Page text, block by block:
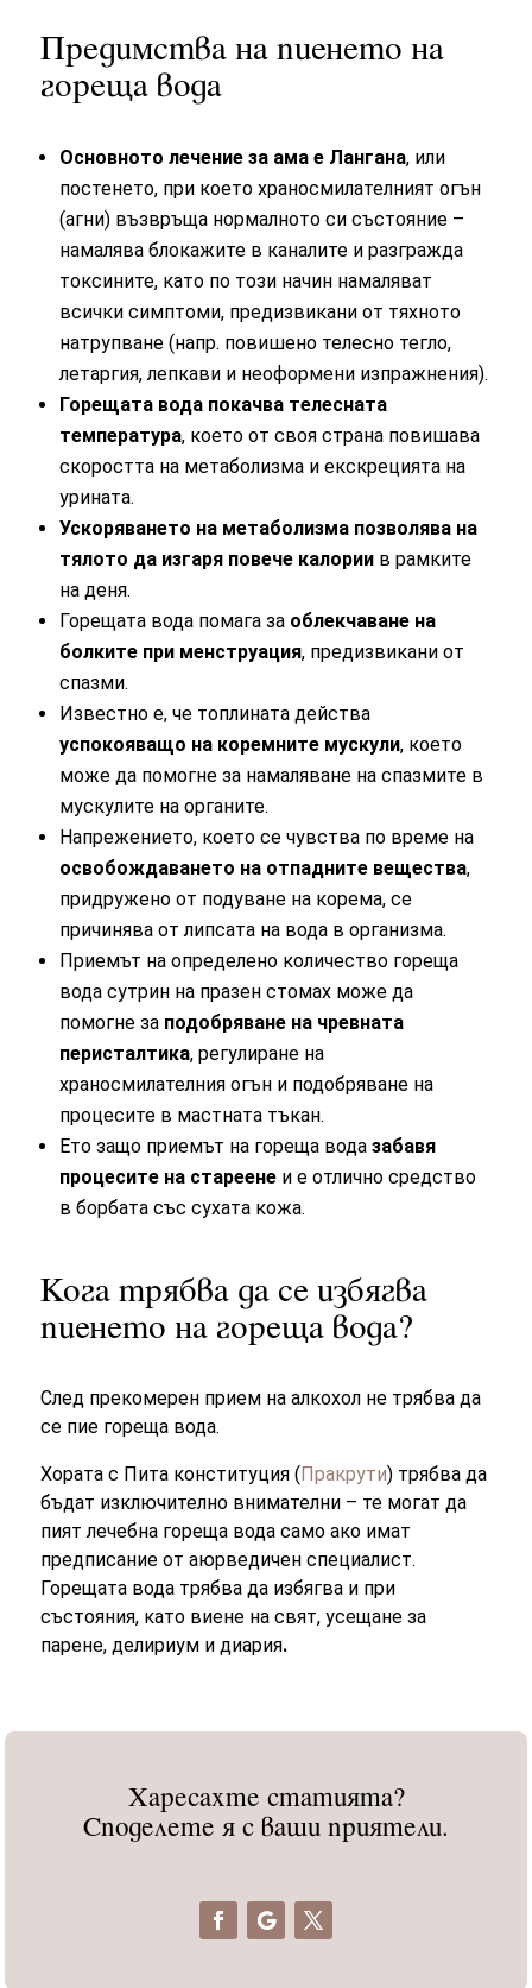
Предимства на пиенето на
гореща вода
Основното лечение за ама е Лангана, или
постенето, при което храносмилателният огън
(агни) възвръща нормалното си състояние –
намалява блокажите в каналите и разгражда
токсините, като по този начин намаляват
всички симптоми, предизвикани от тяхното
натрупване (напр. повишено телесно тегло,
летаргия, лепкави и неоформени изпражнения).
Горещата вода покачва телесната
температура, което от своя страна повишава
скоростта на метаболизма и екскрецията на
урината.
Ускоряването на метаболизма позволява на
тялото да изгаря повече калории в рамките
на деня.
Горещата вода помага за облекчаване на
болките при менструация, предизвикани от
спазми.
Известно е, че топлината действа
успокояващо на коремните мускули, което
може да помогне за намаляване на спазмите в
мускулите на органите.
Напрежението, което се чувства по време на
освобождаването на отпадните вещества,
придружено от подуване на корема, се
причинява от липсата на вода в организма.
Приемът на определено количество гореща
вода сутрин на празен стомах може да
помогне за подобряване на чревната
перисталтика, регулиране на
храносмилателния огън и подобряване на
процесите в мастната тъкан.
Ето защо приемът на гореща водазабавя
процесите на стареене и е отлично средство
в борбата със сухата кожа.
Кога трябва да се избягва
пиенето на гореща вода?
След прекомерен прием на алкохол не трябва да
се пие гореща вода.
Хората с Пита конституция (Пракрути) трябва да
бъдат изключително внимателни – те могат да
пият лечебна гореща вода само ако имат
предписание от аюрведичен специалист.
Горещата вода трябва да избягва и при
състояния, като виене на свят, усещане за
парене, делириум и диария.
Харесахте статията?
Споделете я с ваши приятели.